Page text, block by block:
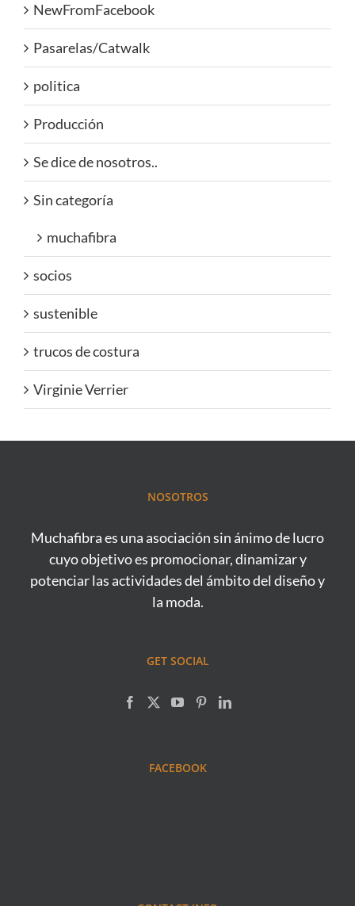
NewFromFacebook
Pasarelas/Catwalk
politica
Producción
Se dice de nosotros..
Sin categoría
muchafibra
socios
sustenible
trucos de costura
Virginie Verrier
NOSOTROS
Muchafibra es una asociación sin ánimo de lucro
cuyo objetivo es promocionar, dinamizar y
potenciar las actividades del ámbito del diseño y
la moda.
GET SOCIAL
FACEBOOK